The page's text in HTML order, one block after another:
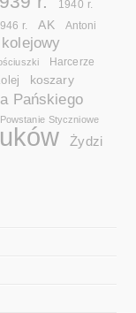
1940 r.
r. AK
Antoni
Harcerze
koszary
Pańskiego
Powstanie Styczniowe
Żydzi